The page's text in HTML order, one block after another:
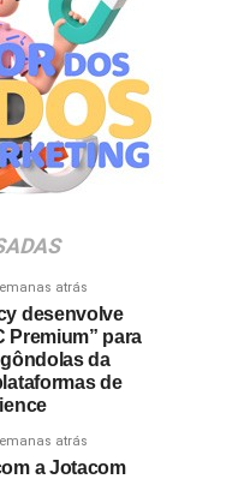
atrás
desenvolve
Premium” para
da
de
atrás
a Jotacom